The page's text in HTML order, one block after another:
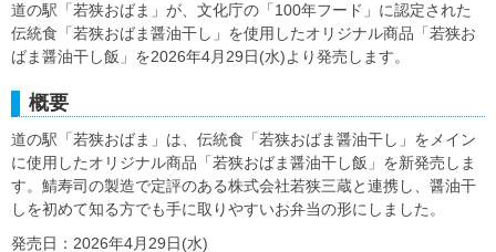
道の駅「若狭おばま」が、文化庁の「100年フード」に認定された
伝統食「若狭おばま醤油干し」を使用したオリジナル商品「若狭お
ばま醤油干し飯」を2026年4月29日(水)より発売します。
概要
道の駅「若狭おばま」は、伝統食「若狭おばま醤油干し」をメイン
に使用したオリジナル商品「若狭おばま醤油干し飯」を新発売しま
す。鯖寿司の製造で定評のある株式会社若狭三蔵と連携し、醤油干
しを初めて知る方でも手に取りやすいお弁当の形にしました。
発売日：2026年4月29日(水)